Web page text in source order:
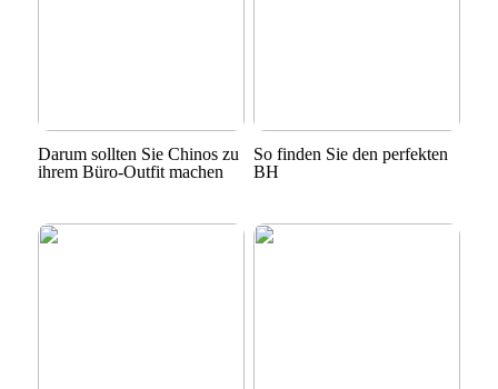
Darum sollten Sie Chinos zu
ihrem Büro-Outfit machen
So finden Sie den perfekten
BH